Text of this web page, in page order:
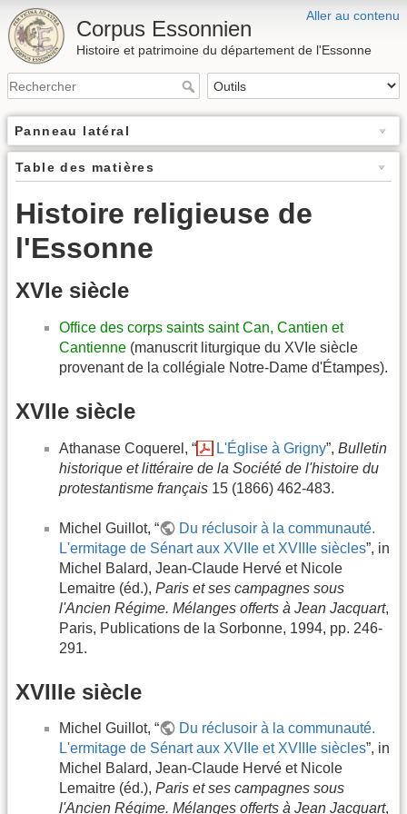
Aller au contenu
Corpus Essonnien
Histoire et patrimoine du département de l'Essonne
Panneau latéral
Table des matières
Histoire religieuse de
l'Essonne
XVIe siècle
Office des corps saints saint Can, Cantien et
Cantienne (manuscrit liturgique du XVIe siècle
provenant de la collégiale Notre-Dame d'Étampes).
XVIIe siècle
Athanase Coquerel, “ L'Église à Grigny”,Bulletin
historique et littéraire de la Société de l'histoire du
protestantisme français 15 (1866) 462-483.
Michel Guillot, “
Du réclusoir à la communauté.
L'ermitage de Sénart aux XVIIe et XVIIIe siècles”, in
Michel Balard, Jean-Claude Hervé et Nicole
Lemaitre (éd.), Paris et ses campagnes sous
l'Ancien Régime. Mélanges offerts à Jean Jacquart,
Paris, Publications de la Sorbonne, 1994, pp. 246-
291.
XVIIIe siècle
Michel Guillot, “
Du réclusoir à la communauté.
L'ermitage de Sénart aux XVIIe et XVIIIe siècles”, in
Michel Balard, Jean-Claude Hervé et Nicole
Lemaitre (éd.), Paris et ses campagnes sous
l'Ancien Régime. Mélanges offerts à Jean Jacquart,